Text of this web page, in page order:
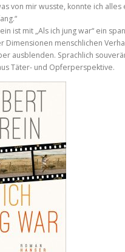
von mir wusste, konnte ich alles
ist mit „Als ich jung war“ ein
Dimensionen menschlichen
ausblenden. Sprachlich
Täter- und Opferperspektive.